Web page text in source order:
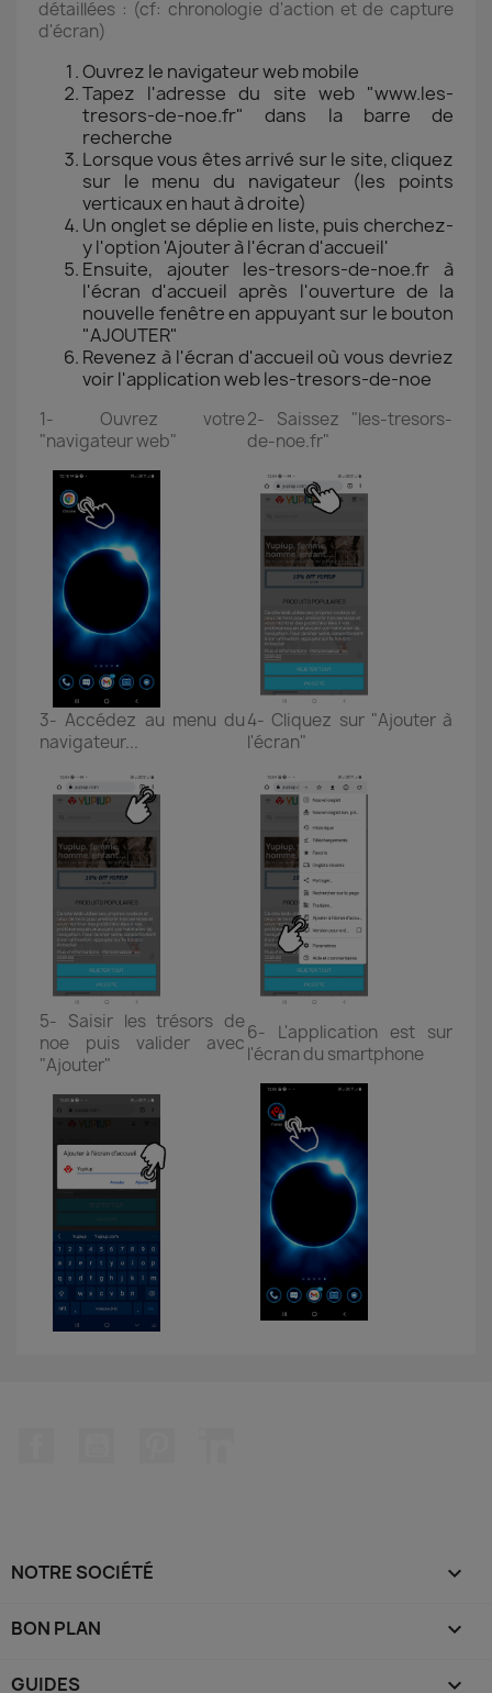
détaillées : (cf: chronologie d'action et de capture
d'écran)
Ouvrez le navigateur web mobile
Tapez l'adresse du site web "www.les-
tresors-de-noe.fr" dans la barre de
recherche
Lorsque vous êtes arrivé sur le site, cliquez
sur le menu du navigateur (les points
verticaux en haut à droite)
Un onglet se déplie en liste, puis cherchez-
y l'option 'Ajouter à l'écran d'accueil'
Ensuite, ajouter les-tresors-de-noe.fr à
l'écran d'accueil après l'ouverture de la
nouvelle fenêtre en appuyant sur le bouton
"AJOUTER"
Revenez à l'écran d'accueil où vous devriez
voir l'application web les-tresors-de-noe
1- Ouvrez votre
"navigateur web"
2- Saissez "les-tresors-
de-noe.fr"
3- Accédez au menu du
navigateur...
4- Cliquez sur "Ajouter à
l'écran"
5- Saisir les trésors de
noe puis valider avec
"Ajouter"
6- L'application est sur
l'écran du smartphone
NOTRE SOCIÉTÉ 
BON PLAN 
GUIDES 